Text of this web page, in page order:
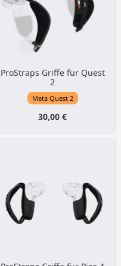
ProStraps Griffe für Quest
2
Meta Quest 2
30,00 €